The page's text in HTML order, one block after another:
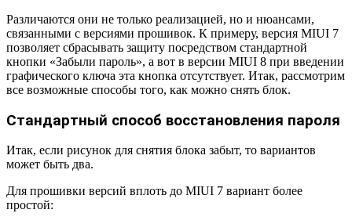
Различаются они не только реализацией, но и нюансами,
связанными с версиями прошивок. К примеру, версия MIUI 7
позволяет сбрасывать защиту посредством стандартной
кнопки «Забыли пароль», а вот в версии MIUI 8 при введении
графического ключа эта кнопка отсутствует. Итак, рассмотрим
все возможные способы того, как можно снять блок.
Стандартный способ восстановления пароля
Итак, если рисунок для снятия блока забыт, то вариантов
может быть два.
Для прошивки версий вплоть до MIUI 7 вариант более
простой: